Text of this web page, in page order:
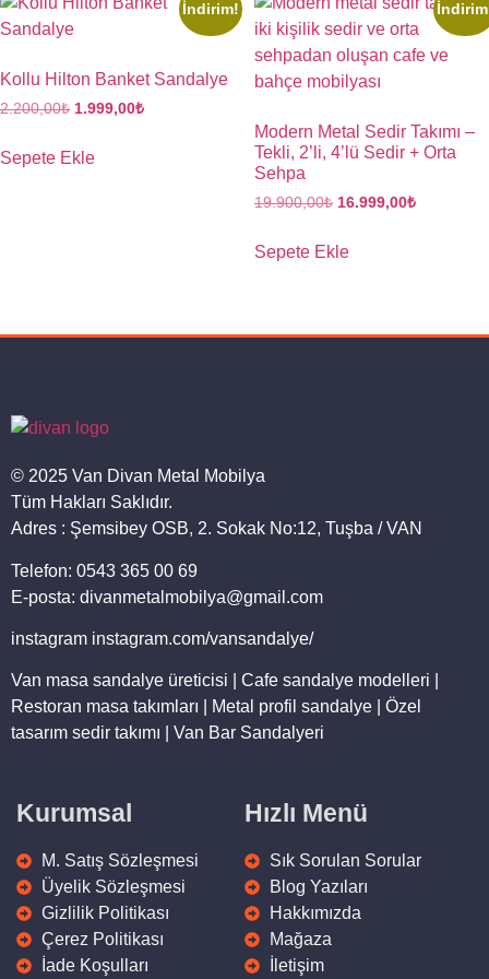
İndirim!
Kollu Hilton Banket Sandalye
2.200,00₺ 1.999,00₺
Sepete Ekle
Modern Metal Sedir Takımı –
Tekli, 2’li, 4’lü Sedir + Orta
Sehpa
19.900,00₺ 16.999,00₺
Sepete Ekle
© 2025 Van Divan Metal Mobilya
Tüm Hakları Saklıdır.
Adres : Şemsibey OSB, 2. Sokak No:12, Tuşba / VAN
Telefon: 0543 365 00 69
E-posta: divanmetalmobilya@gmail.com
instagram instagram.com/vansandalye/
Van masa sandalye üreticisi | Cafe sandalye modelleri |
Restoran masa takımları | Metal profil sandalye | Özel
tasarım sedir takımı | Van Bar Sandalyeri
Kurumsal
M. Satış Sözleşmesi
Üyelik Sözleşmesi
Gizlilik Politikası
Çerez Politikası
İade Koşulları
Hızlı Menü
Sık Sorulan Sorular
Blog Yazıları
Hakkımızda
Mağaza
İletişim